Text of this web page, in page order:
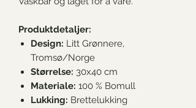
Produktdetaljer:
Design: Litt Grønnere,
Tromsø/Norge
Størrelse: 30x40 cm
Materiale: 100 % Bomull
Lukking: Brettelukking